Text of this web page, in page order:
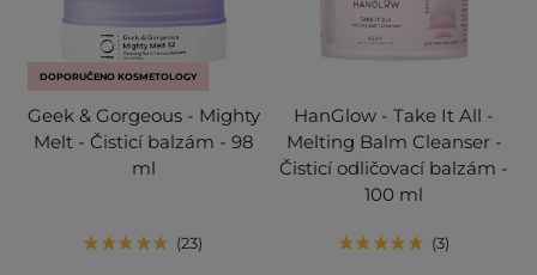
DOPORUČENO KOSMETOLOGY
Geek & Gorgeous - Mighty
Melt - Čisticí balzám - 98
ml
23
HanGlow - Take It All -
Melting Balm Cleanser -
Čisticí odličovací balzám -
100 ml
3